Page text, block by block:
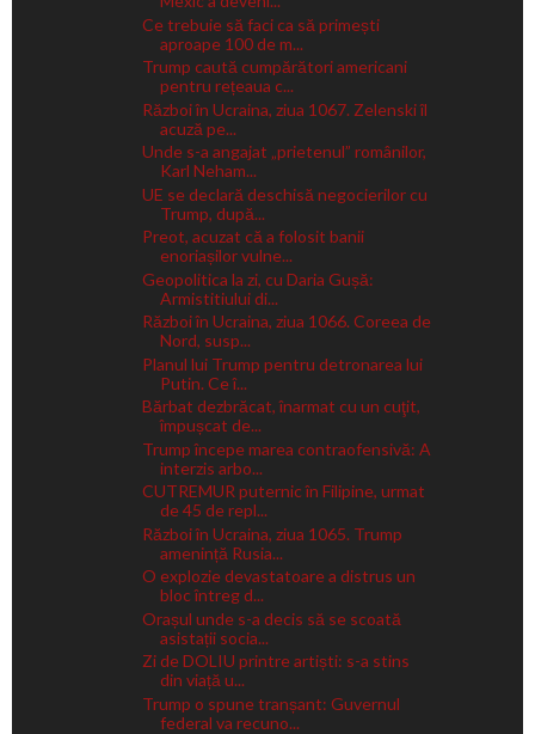
Ce trebuie să faci ca să primești
aproape 100 de m...
Trump caută cumpărători americani
pentru rețeaua c...
Război în Ucraina, ziua 1067. Zelenski îl
acuză pe...
Unde s-a angajat „prietenul” românilor,
Karl Neham...
UE se declară deschisă negocierilor cu
Trump, după...
Preot, acuzat că a folosit banii
enoriașilor vulne...
Geopolitica la zi, cu Daria Gușă:
Armistitiului di...
Război în Ucraina, ziua 1066. Coreea de
Nord, susp...
Planul lui Trump pentru detronarea lui
Putin. Ce î...
Bărbat dezbrăcat, înarmat cu un cuţit,
împușcat de...
Trump începe marea contraofensivă: A
interzis arbo...
CUTREMUR puternic în Filipine, urmat
de 45 de repl...
Război în Ucraina, ziua 1065. Trump
amenință Rusia...
O explozie devastatoare a distrus un
bloc întreg d...
Orașul unde s-a decis să se scoată
asistații socia...
Zi de DOLIU printre artiști: s-a stins
din viață u...
Trump o spune tranșant: Guvernul
federal va recuno...